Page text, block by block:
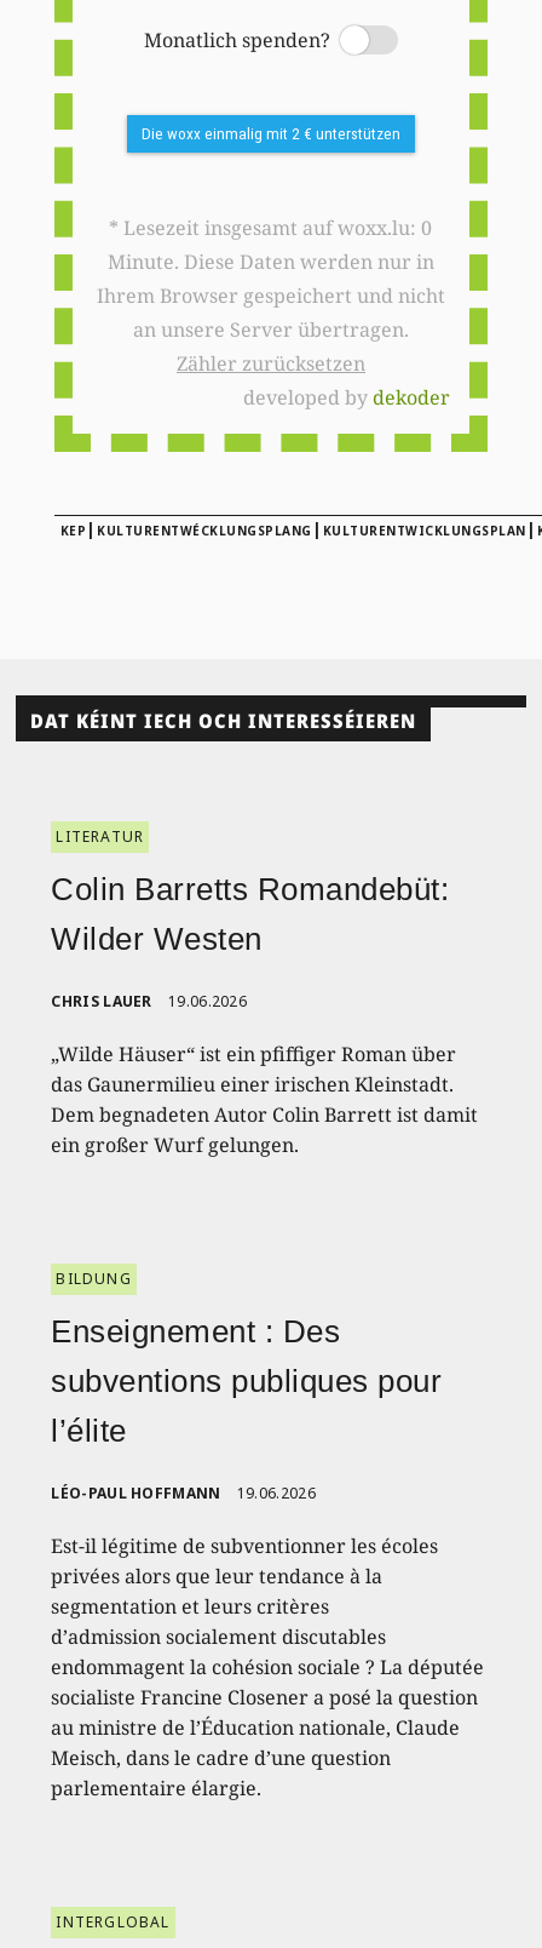
Monatlich spenden?
Switch
Die woxx einmalig mit 2 € unterstützen
* Lesezeit insgesamt auf woxx.lu: 0
Minute. Diese Daten werden nur in
Ihrem Browser gespeichert und nicht
an unsere Server übertragen.
Zähler zurücksetzen
developed bydekoder
KEP | KULTURENTWÉCKLUNGSPLANG | KULTURENTWICKLUNGSPLAN |
DAT KÉINT IECH OCH INTERESSÉIEREN
LITERATUR
Colin Barretts Romandebüt:
Wilder Westen
CHRIS LAUER 19.06.2026
„Wilde Häuser“ ist ein pfiffiger Roman über
das Gaunermilieu einer irischen Kleinstadt.
Dem begnadeten Autor Colin Barrett ist damit
ein großer Wurf gelungen.
BILDUNG
Enseignement : Des
subventions publiques pour
l’élite
LÉO-PAUL HOFFMANN 19.06.2026
Est-il légitime de subventionner les écoles
privées alors que leur tendance à la
segmentation et leurs critères
d’admission socialement discutables
endommagent la cohésion sociale ? La députée
socialiste Francine Closener a posé la question
au ministre de l’Éducation nationale, Claude
Meisch, dans le cadre d’une question
parlementaire élargie.
INTERGLOBAL